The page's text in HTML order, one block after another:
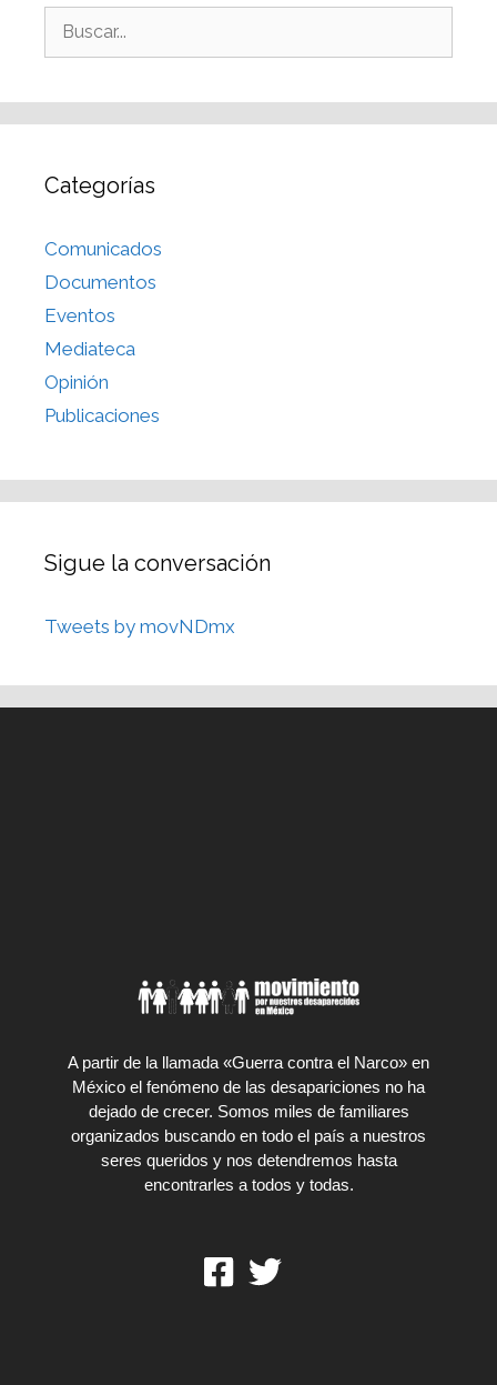
Categorías
Comunicados
Documentos
Eventos
Mediateca
Opinión
Publicaciones
Sigue la conversación
Tweets by movNDmx
A partir de la llamada «Guerra contra el Narco» en
México el fenómeno de las desapariciones no ha
dejado de crecer. Somos miles de familiares
organizados buscando en todo el país a nuestros
seres queridos y nos detendremos hasta
encontrarles a todos y todas.